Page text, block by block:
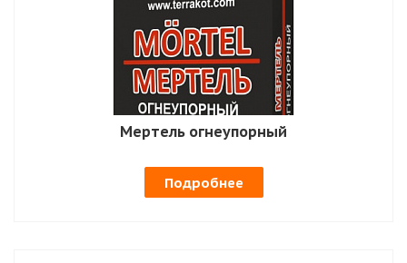
Мертель огнеупорный
Подробнее